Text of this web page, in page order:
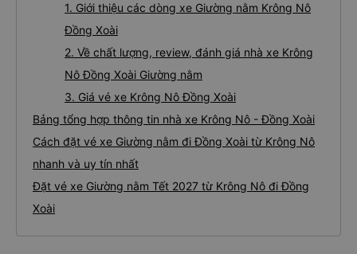
1. Giới thiệu các dòng xe Giường nằm Krông Nô
Đồng Xoài
2. Về chất lượng, review, đánh giá nhà xe Krông
Nô Đồng Xoài Giường nằm
3. Giá vé xe Krông Nô Đồng Xoài
Bảng tổng hợp thông tin nhà xe Krông Nô - Đồng Xoài
Cách đặt vé xe Giường nằm đi Đồng Xoài từ Krông Nô
nhanh và uy tín nhất
Đặt vé xe Giường nằm Tết 2027 từ Krông Nô đi Đồng
Xoài